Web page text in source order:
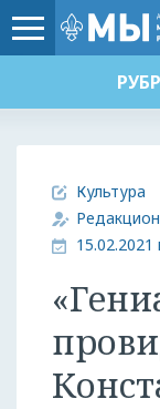
Культура
15.02.2021